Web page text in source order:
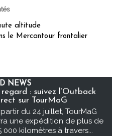
altitude
le Mercantour frontalier
NEWS
: suivez l’Outback
sur TourMaG
du 24 juillet, TourMaG
une expédition de plus de
000 kilomètres à travers...